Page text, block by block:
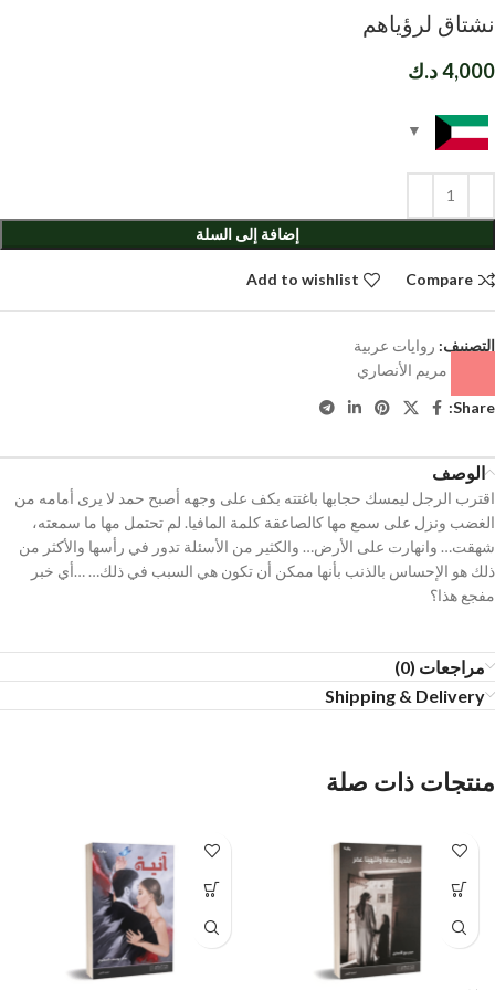
نشتاق لرؤياهم
4,000د.ك
إضافة إلى السلة
Compare
Add to wishlist
التصنيف: روايات عربية
مريم الأنصاري
Share:
الوصف
اقترب الرجل ليمسك حجابها باغتته بكف على وجهه أصبح حمد لا يرى أمامه من
الغضب ونزل على سمع مها كالصاعقة كلمة المافيا. لم تحتمل مها ما سمعته،
شهقت… وانهارت على الأرض… والكثير من الأسئلة تدور في رأسها والأكثر من
ذلك هو الإحساس بالذنب بأنها ممكن أن تكون هي السبب في ذلك… …أي خبر
مفجع هذا؟
مراجعات (0)
Shipping & Delivery
منتجات ذات صلة